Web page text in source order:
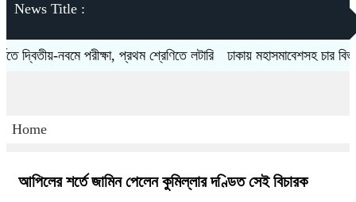
News Title :
নবমে পরীক্ষা, প্রথম শ্রেণিতে লটারি ঢাকায় মহাসমাবেশসহ চার বিভাগে
Home
আপিলের শর্তে জামিন পেলেন কুমিল্লার দণ্ডিত সেই বিচারক